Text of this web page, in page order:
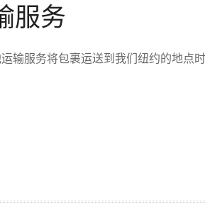
服务
输服务将包裹运送到我们纽约的地点